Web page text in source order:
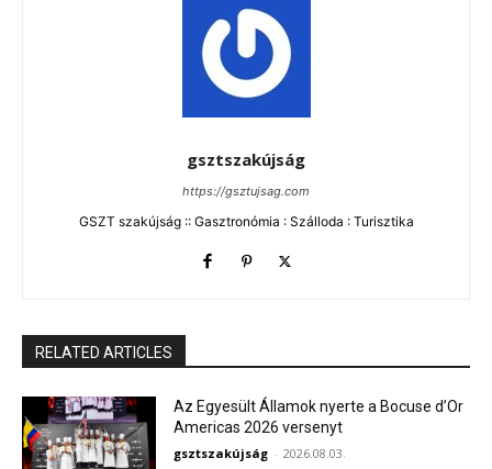
gsztszakújság
https://gsztujsag.com
GSZT szakújság :: Gasztronómia : Szálloda : Turisztika
RELATED ARTICLES
Az Egyesült Államok nyerte a Bocuse d’Or
Americas 2026 versenyt
gsztszakújság - 2026.08.03.